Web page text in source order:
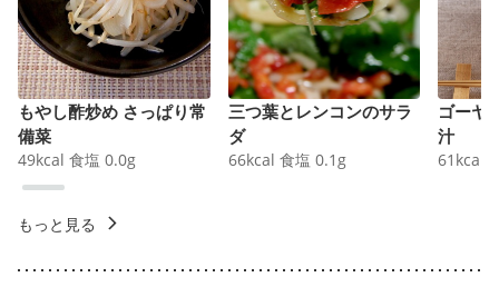
もやし酢炒め さっぱり常
備菜
49kcal 食塩 0.0g
三つ葉とレンコンのサラ
ダ
66kcal 食塩 0.1 g
ゴーヤ
汁
61 kcal
もっと見る